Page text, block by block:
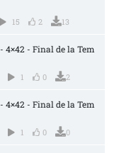
15 2 13
4×42 - Final de la Tem
1 0 2
4×42 - Final de la Tem
1 0 0